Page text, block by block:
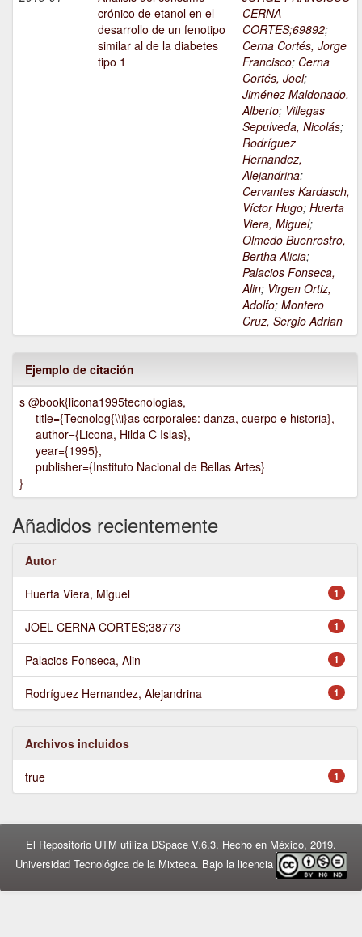
crónico de etanol en el
desarrollo de un fenotipo
similar al de la diabetes
tipo 1
CERNA
CORTES;69892;
Cerna Cortés, Jorge
Francisco; Cerna
Cortés, Joel;
Jiménez Maldonado,
Alberto; Villegas
Sepulveda, Nicolás;
Rodríguez
Hernandez,
Alejandrina;
Cervantes Kardasch,
Víctor Hugo; Huerta
Viera, Miguel;
Olmedo Buenrostro,
Bertha Alicia;
Palacios Fonseca,
Alin; Virgen Ortiz,
Adolfo; Montero
Cruz, Sergio Adrian
Ejemplo de citación
s @book{licona1995tecnologias,
title={Tecnolog{\\i}as corporales: danza, cuerpo e historia},
author={Licona, Hilda C Islas},
year={1995},
publisher={Instituto Nacional de Bellas Artes}
}
Añadidos recientemente
Autor
1
Huerta Viera, Miguel
1
JOEL CERNA CORTES;38773
1
Palacios Fonseca, Alin
1
Rodríguez Hernandez, Alejandrina
Archivos incluidos
1
true
El Repositorio UTM utiliza DSpace V.6.3. Hecho en México, 2019.
Universidad Tecnológica de la Mixteca. Bajo la licencia